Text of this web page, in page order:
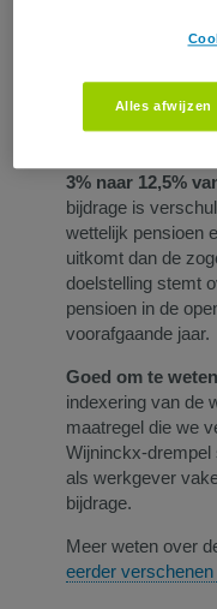
Verhoging
De bijzondere
3% naar 12,5%
bijdrage is
wettelijk pensioen
uitkomt dan de
doelstelling stemt
pensioen in de
voorafgaande jaar.
Goed om te
indexering van de
maatregel die we
Wijninckx-drempel
als werkgever
bijdrage.
Meer weten over
eerder verschenen
Alles afwijzen